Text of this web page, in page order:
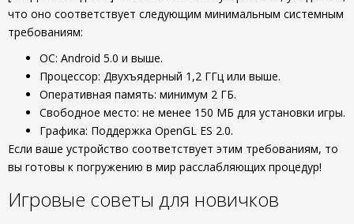
что оно соответствует следующим минимальным системным
требованиям:
ОС: Android 5.0 и выше.
Процессор: Двухъядерный 1,2 ГГц или выше.
Оперативная память: минимум 2 ГБ.
Свободное место: не менее 150 МБ для установки игры.
Графика: Поддержка OpenGL ES 2.0.
Если ваше устройство соответствует этим требованиям, то
вы готовы к погружению в мир расслабляющих процедур!
Игровые советы для новичков